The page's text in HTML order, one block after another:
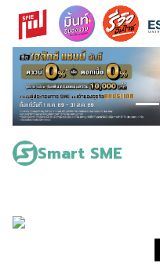
Skip
content
Smart SME
Search
for: